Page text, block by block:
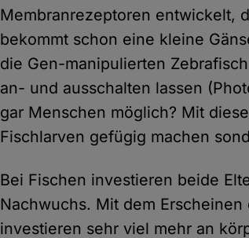
Membranrezeptoren entwickelt,
bekommt schon eine kleine
die Gen-manipulierten
an- und ausschalten lassen
gar Menschen möglich? Mit
Fischlarven gefügig machen
Bei Fischen investieren beide
Nachwuchs. Mit dem
investieren sehr viel mehr an